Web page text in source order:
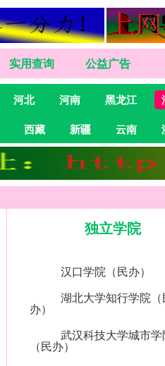
实用查询 公益广告
河北 河南 黑龙江
西藏 新疆 云南
独立学院
汉口学院（民办）
湖北大学知行学院（
办）
武汉科技大学城市学
（民办）